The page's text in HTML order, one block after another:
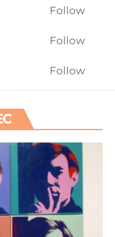
Follow
Follow
Follow